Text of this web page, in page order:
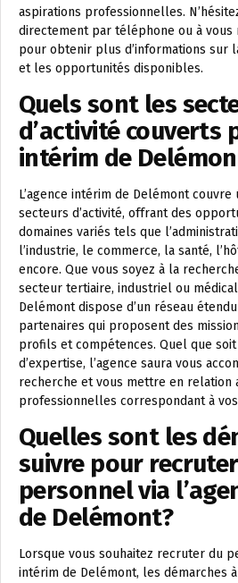
aspirations professionnelles.
directement par téléphone ou à
pour obtenir plus d’informations sur
et les opportunités disponibles.
Quels sont les
d’activité couverts
intérim de
L’agence intérim de Delémont
secteurs d’activité, offrant des
domaines variés tels que
l’industrie, le commerce, la santé,
encore. Que vous soyez à la
secteur tertiaire, industriel ou
Delémont dispose d’un réseau
partenaires qui proposent des
profils et compétences. Quel que
d’expertise, l’agence saura vous
recherche et vous mettre en relation
professionnelles correspondant à
Quelles sont les
suivre pour
personnel via
de Delémont?
Lorsque vous souhaitez recruter du
intérim de Delémont, les démarches